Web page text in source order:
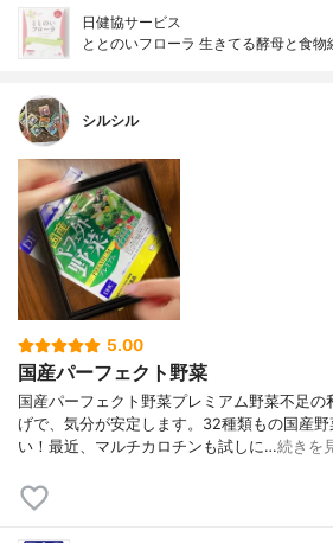
日健協サービス
ととのいフローラ 生きてる酵母と食物
シルシル
5.00
国産パーフェクト野菜
国産パーフェクト野菜プレミアム野菜不足
げで、気分が安定します。32種類もの国産
い！最近、マルチカロチンも試しに…続きを